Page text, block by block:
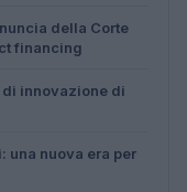
della Corte
financing
di innovazione di
una nuova era per